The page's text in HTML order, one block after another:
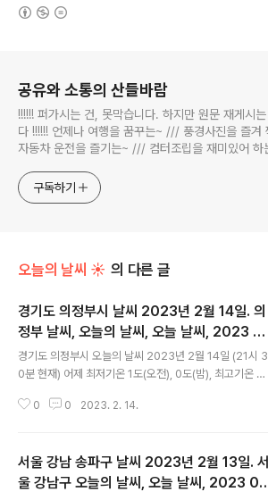
공유와 소통의 산들바람
!!!!!! 퍼가시는 건, 못막습니다. 하지만 원문 재게시는
다 !!!!!! 언제나 여행을 꿈꾸는~ /// 풍경사진을 즐
자동차 운전을 즐기는~ /// 컴터조립을 재미있어
식하는 미드가 있는~ /// 사회적 이슈에 발언하는~
구독하기
오늘의 날씨 ☀ 의 다른 글
경기도 의정부시 날씨 2023년 2월 14일. 의
정부 날씨, 오늘의 날씨, 오늘 날씨, 2023 02
14, 초미세먼지, 미세먼지, 황사, 자외선
경기도 의정부시 오늘의 날씨 2023년 2월 14일 (21시 3
0분 현재) 어제 최저기온 1도(오전), 0도(밤), 최고기온 8
보다 3도 낮은 최저기온, 어제보다 3도 낮은 최고기온입니
온입니다 * 눈비 올 확률은 위 이미지에서 시간별 기상 상
태 참조 대기상황 공기질은 어제 초미세먼지 좋음 = 12
0 0 2023. 2. 14.
서울 강남 송파구 날씨 2023년 2월 13일. 서
울 강남구 오늘의 날씨, 오늘 날씨, 2023 02